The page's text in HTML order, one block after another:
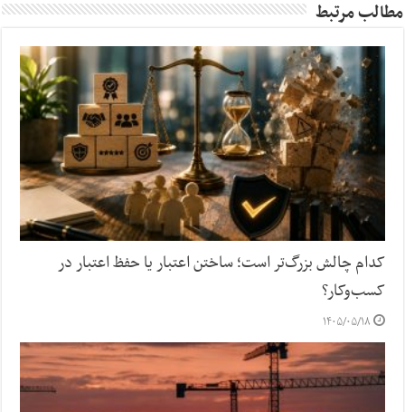
مطالب مرتبط
کدام چالش بزرگ‌تر است؛ ساختن اعتبار یا حفظ اعتبار در
کسب‌وکار؟
۱۴۰۵/۰۵/۱۸